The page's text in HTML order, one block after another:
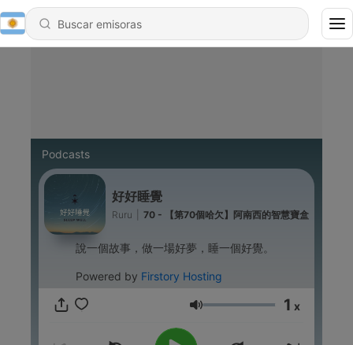
Podcasts
好好睡覺
Ruru 70 - 【第70個哈欠】阿南西的智慧寶盒
說一個故事，做一場好夢，睡一個好覺。
Powered by Firstory Hosting
Volumen 1 x